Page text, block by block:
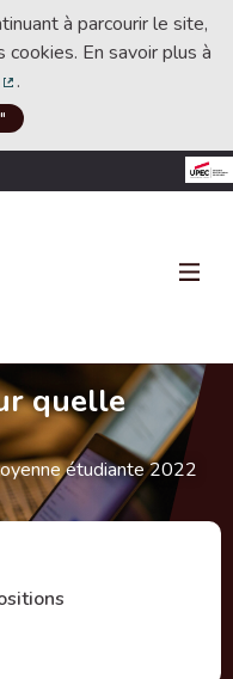
à parcourir le site,
En savoir plus à
(Lien externe)
.
quelle
étudiante 2022